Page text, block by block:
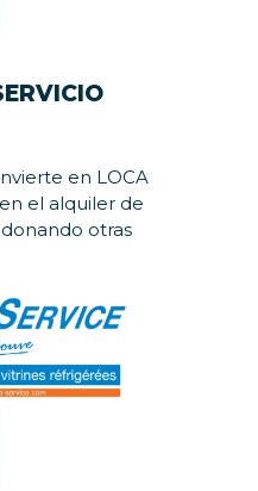
en LOCA
el alquiler de
otras